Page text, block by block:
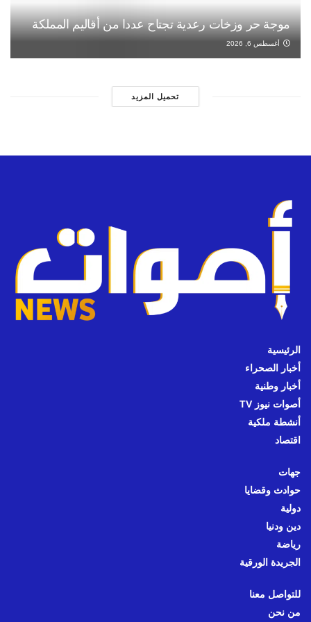
موجة حر وزخات رعدية تجتاح عددا من أقاليم المملكة
أغسطس 6, 2026
تحميل المزيد
الرئيسية
أخبار الصحراء
أخبار وطنية
أصوات نيوز TV
أنشطة ملكية
اقتصاد
جهات
حوادث وقضايا
دولية
دين ودنيا
رياضة
الجريدة الورقية
للتواصل معنا
من نحن